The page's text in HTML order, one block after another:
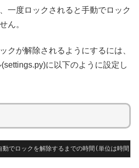
一度ロックされると手動でロック
ん。
クが解除されるようにするには、
に以下のように設定し
動でロックを解除するまでの時間(単位は時間)}